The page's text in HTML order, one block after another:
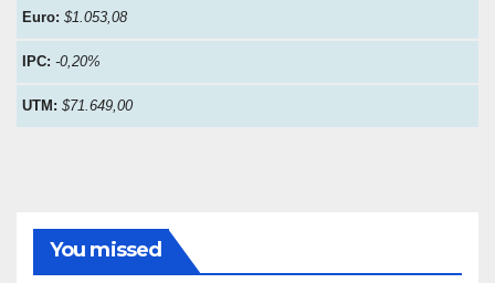
Euro: $1.053,08
IPC: -0,20%
UTM: $71.649,00
You missed